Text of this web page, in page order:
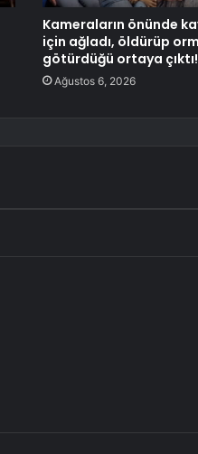
Kameraların önünde
için ağladı, öldürüp
götürdüğü ortaya çıktı!
Ağustos 6, 2026